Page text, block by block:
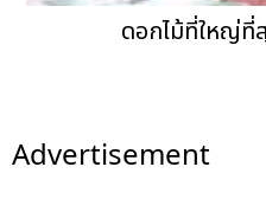
ดอกไม้ที่ใหญ่ที่
Advertisement